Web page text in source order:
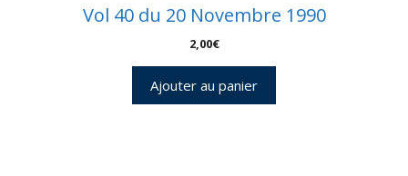
Vol 40 du 20 Novembre 1990
2,00€
Ajouter au panier